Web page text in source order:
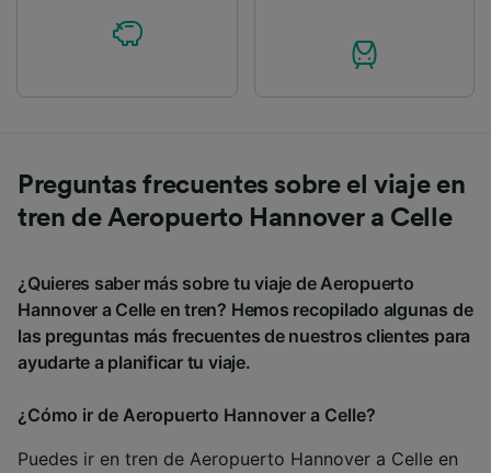
Preguntas frecuentes sobre el viaje en
tren de Aeropuerto Hannover a Celle
¿Quieres saber más sobre tu viaje de Aeropuerto
Hannover a Celle en tren? Hemos recopilado algunas de
las preguntas más frecuentes de nuestros clientes para
ayudarte a planificar tu viaje.
¿Cómo ir de Aeropuerto Hannover a Celle?
Puedes ir en tren de Aeropuerto Hannover a Celle en